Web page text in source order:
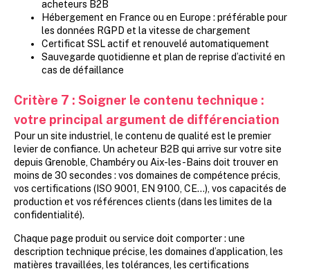
acheteurs B2B
Hébergement en France ou en Europe : préférable pour
les données RGPD et la vitesse de chargement
Certificat SSL actif et renouvelé automatiquement
Sauvegarde quotidienne et plan de reprise d’activité en
cas de défaillance
Critère 7 : Soigner le contenu technique :
votre principal argument de différenciation
Pour un site industriel, le contenu de qualité est le premier
levier de confiance. Un acheteur B2B qui arrive sur votre site
depuis Grenoble, Chambéry ou Aix-les-Bains doit trouver en
moins de 30 secondes : vos domaines de compétence précis,
vos certifications (ISO 9001, EN 9100, CE…), vos capacités de
production et vos références clients (dans les limites de la
confidentialité).
Chaque page produit ou service doit comporter : une
description technique précise, les domaines d’application, les
matières travaillées, les tolérances, les certifications